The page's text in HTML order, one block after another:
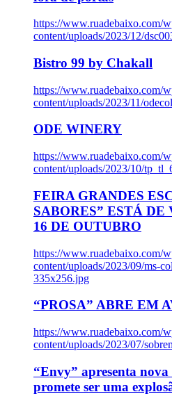
https://www.ruadebaixo.com/
content/uploads/2023/12/
Bistro 99 by Chakall
https://www.ruadebaixo.com/
content/uploads/2023/11/
ODE WINERY
https://www.ruadebaixo.com/
content/uploads/2023/10/
FEIRA GRANDES
SABORES” ESTÁ
16 DE OUTUBRO
https://www.ruadebaixo.com/
content/uploads/2023/09/ms-
335x256.jpg
“PROSA” ABRE EM
https://www.ruadebaixo.com/
content/uploads/2023/07/
“Envy” apresenta
promete ser uma